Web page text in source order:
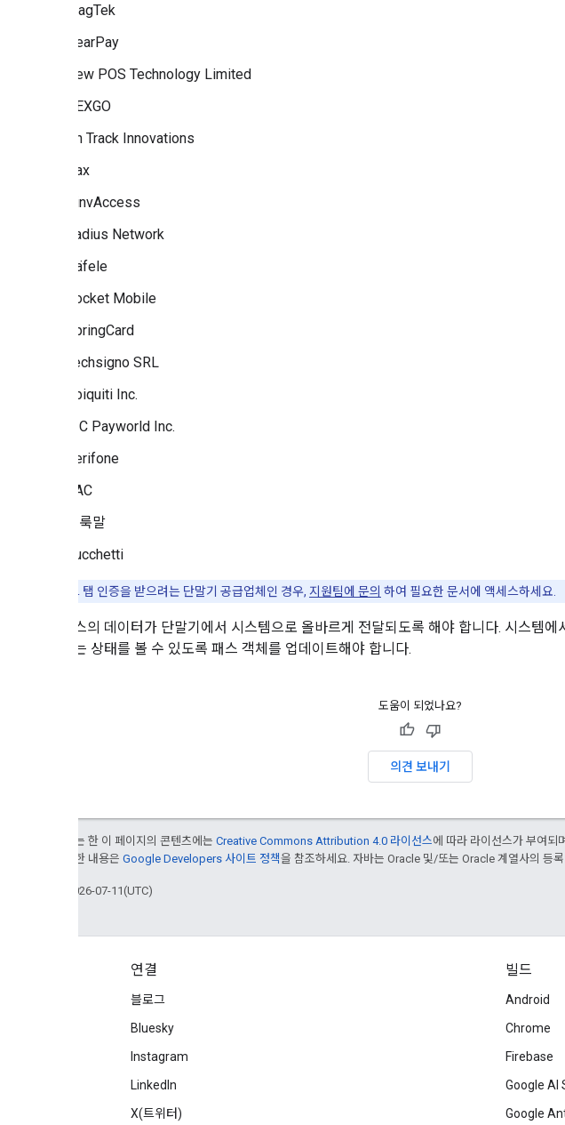
MagTek
NearPay
New POS Technology Limited
NEXGO
On Track Innovations
Pax
PinvAccess
Radius Network
Häfele
Socket Mobile
SpringCard
Techsigno SRL
Ubiquiti Inc.
UIC Payworld Inc.
Verifone
XAC
얼룩말
Zucchetti
스마트 탭 인증을 받으려는 단말기 공급업체인 경우, 지원팀에 문의 하여 필요한 문서에 액세스하세요.
또한 패스의 데이터가 단말기에서 시스템으로 올바르게 전달되도록 해야 합니다. 시스템
잔액 또는 상태를 볼 수 있도록 패스 객체를 업데이트해야 합니다.
도움이 되었나요?
의견 보내기
달리 명시되지 않는 한 이 페이지의 콘텐츠에는 Creative Commons Attribution 4.0 라이선스에 따라 라이선스가 부여되
부여됩니다. 자세한 내용은 Google Developers 사이트 정책을 참조하세요. 자바는 Oracle 및/또는 Oracle 계열사의 등록
최종 업데이트: 2026-07-11(UTC)
연결
블로그
Bluesky
Instagram
LinkedIn
X(트위터)
빌드
Android
Chrome
Firebase
Google AI
Google